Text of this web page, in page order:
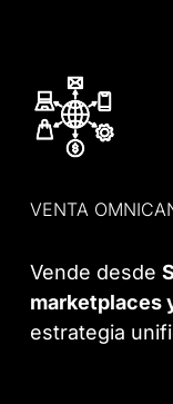
VENTA
Vende desde
marketplaces
estrategia